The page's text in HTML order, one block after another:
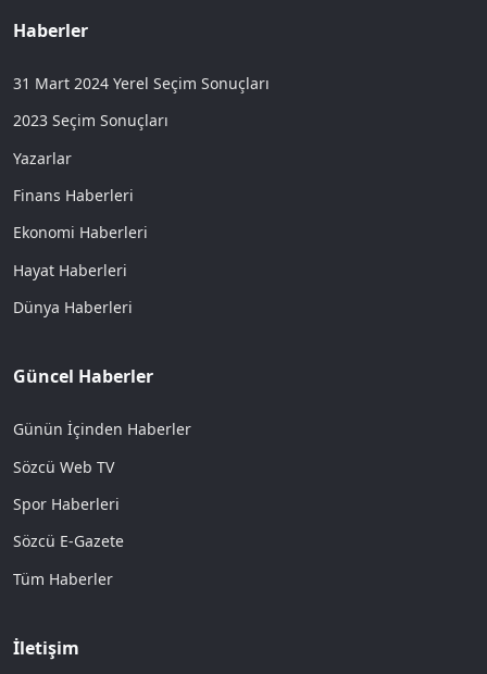
Haberler
31 Mart 2024 Yerel Seçim Sonuçları
2023 Seçim Sonuçları
Yazarlar
Finans Haberleri
Ekonomi Haberleri
Hayat Haberleri
Dünya Haberleri
Güncel Haberler
Günün İçinden Haberler
Sözcü Web TV
Spor Haberleri
Sözcü E-Gazete
Tüm Haberler
İletişim